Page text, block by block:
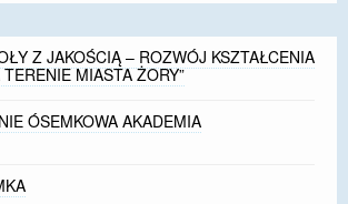
Z JAKOŚCIĄ – ROZWÓJ KSZTAŁCENIA
MIASTA ŻORY”
ÓSEMKOWA AKADEMIA